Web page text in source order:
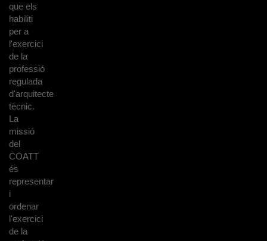
que els
habiliti
per a
l'exercici
de la
professió
regulada
d'arquitecte
tècnic.
La
missió
del
COATT
és
representar
i
ordenar
l'exercici
de la